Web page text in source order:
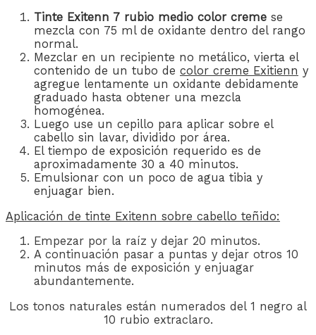
Tinte Exitenn 7 rubio medio color creme se
mezcla con 75 ml de oxidante dentro del rango
normal.
Mezclar en un recipiente no metálico, vierta el
contenido de un tubo de color creme Exitienn y
agregue lentamente un oxidante debidamente
graduado hasta obtener una mezcla
homogénea.
Luego use un cepillo para aplicar sobre el
cabello sin lavar, dividido por área.
El tiempo de exposición requerido es de
aproximadamente 30 a 40 minutos.
Emulsionar con un poco de agua tibia y
enjuagar bien.
Aplicación de tinte Exitenn sobre cabello teñido:
Empezar por la raíz y dejar 20 minutos.
A continuación pasar a puntas y dejar otros 10
minutos más de exposición y enjuagar
abundantemente.
Los tonos naturales están numerados del 1 negro al
10 rubio extraclaro.